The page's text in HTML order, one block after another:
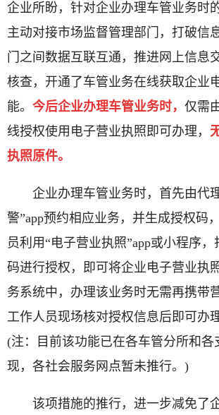
企业所盼，针对企业办理车管业务时
主动对接市场监督管理部门，打破信
门之间数据互联互通，推进网上信息
核查，开通了车管业务在线获取企业
能。 今后企业办理车管业务时， 仅需
线授权使用电子营业执照即可办理，
执照原件。
企业办理车管业务时，首先由代
警”app预约相应业务，并生成授权码
员利用“电子营业执照”app或小程序
码进行授权，即可将企业电子营业执
务系统中，办理该业务时无需再携带
工作人员现场核对授权信息后即可办
(注：目前该功能已在各车管分所和各
现，各社会服务网点暂未推行。)
该项措施的推行，进一步减免了